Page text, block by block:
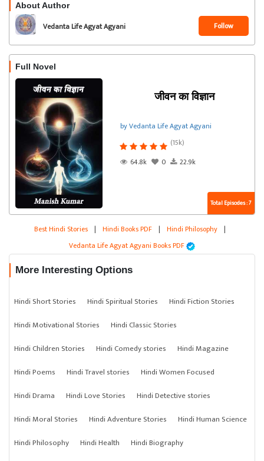
About Author
Vedanta Life Agyat Agyani Follow
Full Novel
जीवन का विज्ञान
by Vedanta Life Agyat Agyani
(15k)
64.8k
0 22.9k
Total Episodes : 7
Best Hindi Stories | Hindi Books PDF | Hindi Philosophy |
Vedanta Life Agyat Agyani Books PDF
More Interesting Options
Hindi Short Stories Hindi Spiritual Stories
Hindi Fiction Stories
Hindi Motivational Stories
Hindi Classic Stories
Hindi Children Stories
Hindi Comedy stories
Hindi Magazine
Hindi Poems
Hindi Travel stories
Hindi Women Focused
Hindi Drama
Hindi Love Stories
Hindi Detective stories
Hindi Moral Stories
Hindi Adventure Stories
Hindi Human Science
Hindi Philosophy
Hindi Health
Hindi Biography